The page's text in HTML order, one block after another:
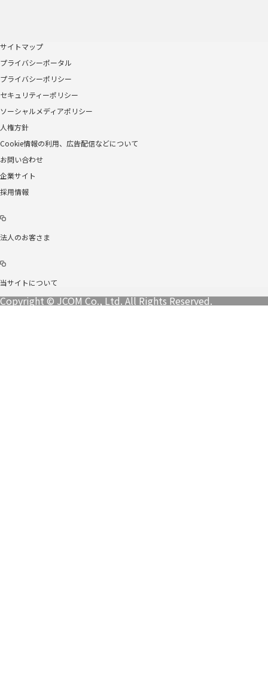
サイトマップ
プライバシーポータル
プライバシーポリシー
セキュリティーポリシー
ソーシャルメディアポリシー
人権方針
Cookie情報の利用、広告配信などについて
お問い合わせ
企業サイト
採用情報
法人のお客さま
当サイトについて
Copyright © JCOM Co., Ltd. All Rights Reserved.